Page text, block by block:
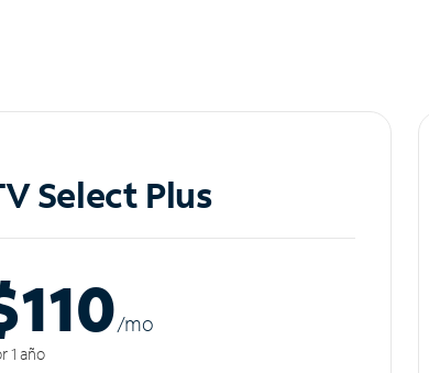
Select Plus
/mo
1 año